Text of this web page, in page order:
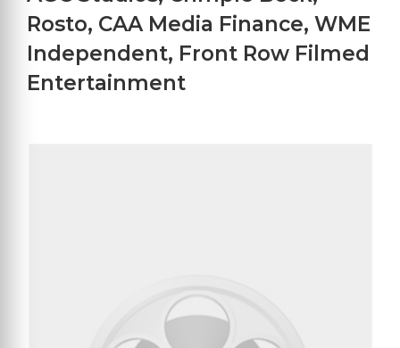
Rosto, CAA Media Finance, WME
Independent, Front Row Filmed
Entertainment